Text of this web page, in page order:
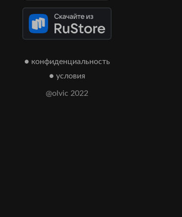
● конфиденциальность
● условия
@olvic 2022